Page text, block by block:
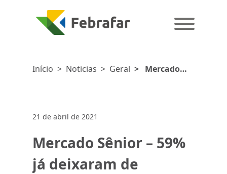
Início > Noticias > Geral > Mercado
21 de abril de 2021
Mercado Sênior – 59%
já deixaram de